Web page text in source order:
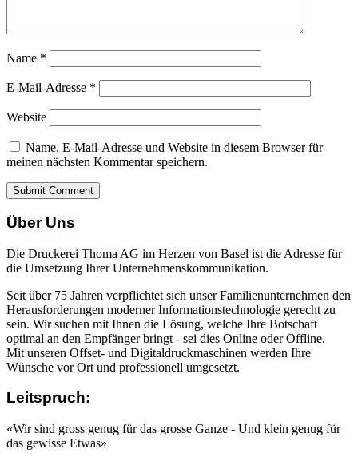
Name *
E-Mail-Adresse *
Website
Name, E-Mail-Adresse und Website in diesem Browser für
meinen nächsten Kommentar speichern.
Über Uns
Die Druckerei Thoma AG im Herzen von Basel ist die Adresse für
die Umsetzung Ihrer Unternehmenskommunikation.
Seit über 75 Jahren verpflichtet sich unser Familienunternehmen den
Herausforderungen moderner Informationstechnologie gerecht zu
sein. Wir suchen mit Ihnen die Lösung, welche Ihre Botschaft
optimal an den Empfänger bringt - sei dies Online oder Offline.
Mit unseren Offset- und Digitaldruckmaschinen werden Ihre
Wünsche vor Ort und professionell umgesetzt.
Leitspruch:
«Wir sind gross genug für das grosse Ganze - Und klein genug für
das gewisse Etwas»